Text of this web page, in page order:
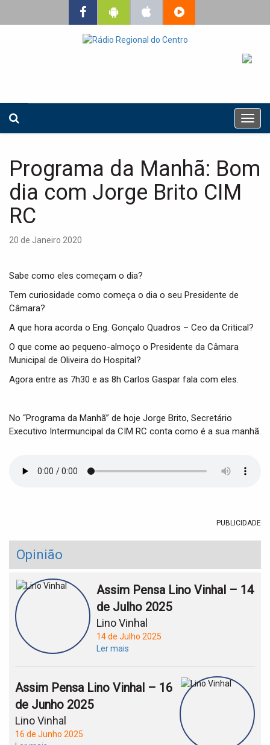
T
o
Programa da Manhã: Bom
dia com Jorge Brito CIM
RC
20 de Janeiro 2020
Sabe como eles começam o dia?
Tem curiosidade como começa o dia o seu Presidente de
Câmara?
A que hora acorda o Eng. Gonçalo Quadros – Ceo da Critical?
O que come ao pequeno-almoço o Presidente da Câmara
Municipal de Oliveira do Hospital?
Agora entre as 7h30 e as 8h Carlos Gaspar fala com eles.
No “Programa da Manhã” de hoje Jorge Brito, Secretário
Executivo Intermuncipal da CIM RC conta como é a sua manhã.
PUBLICIDADE
Opinião
Assim Pensa Lino Vinhal – 14
de Julho 2025
Lino Vinhal
14 de Julho 2025
Ler mais
Assim Pensa Lino Vinhal – 16
de Junho 2025
Lino Vinhal
16 de Junho 2025